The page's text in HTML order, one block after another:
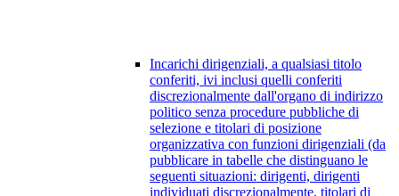
Incarichi dirigenziali, a qualsiasi titolo
conferiti, ivi inclusi quelli conferiti
discrezionalmente dall'organo di indirizzo
politico senza procedure pubbliche di
selezione e titolari di posizione
organizzativa con funzioni dirigenziali (da
pubblicare in tabelle che distinguano le
seguenti situazioni: dirigenti, dirigenti
individuati discrezionalmente, titolari di